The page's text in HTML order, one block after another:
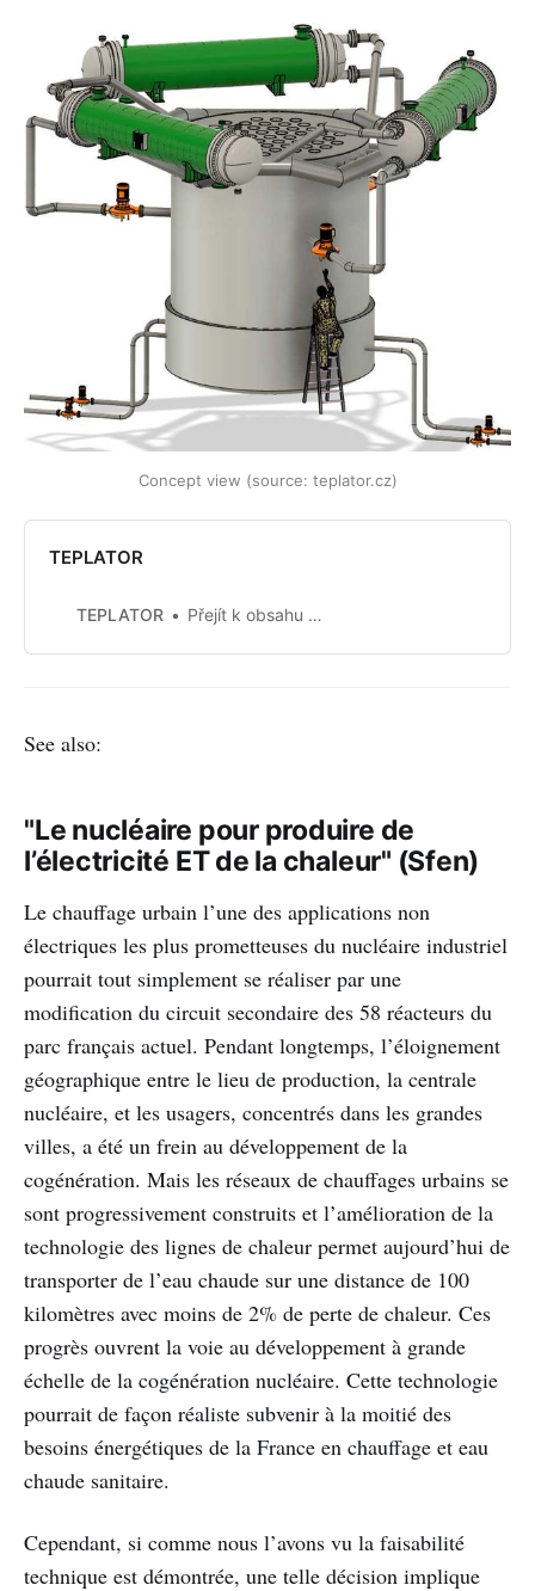
Concept view (source: teplator.cz)
TEPLATOR
TEPLATOR Přejít k obsahu webu
See also:
"Le nucléaire pour produire de
l’électricité ET de la chaleur" (Sfen)
Le chauffage urbain l’une des applications non
électriques les plus prometteuses du nucléaire industriel
pourrait tout simplement se réaliser par une
modification du circuit secondaire des 58 réacteurs du
parc français actuel. Pendant longtemps, l’éloignement
géographique entre le lieu de production, la centrale
nucléaire, et les usagers, concentrés dans les grandes
villes, a été un frein au développement de la
cogénération. Mais les réseaux de chauffages urbains se
sont progressivement construits et l’amélioration de la
technologie des lignes de chaleur permet aujourd’hui de
transporter de l’eau chaude sur une distance de 100
kilomètres avec moins de 2% de perte de chaleur. Ces
progrès ouvrent la voie au développement à grande
échelle de la cogénération nucléaire. Cette technologie
pourrait de façon réaliste subvenir à la moitié des
besoins énergétiques de la France en chauffage et eau
chaude sanitaire.
Cependant, si comme nous l’avons vu la faisabilité
technique est démontrée, une telle décision implique